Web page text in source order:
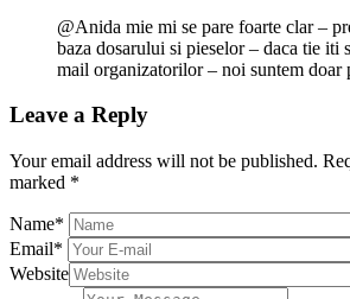
@Anida mie mi se pare foarte clar –
baza dosarului si pieselor – daca tie iti
mail organizatorilor – noi suntem doar
Leave a Reply
Your email address will not be published.
marked *
Name*
Email*
Website